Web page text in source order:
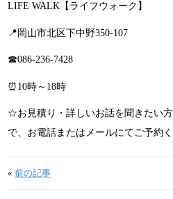
LIFE WALK【ライフウォーク】
📍岡山市北区下中野350-107
☎086-236-7428
⏰10時～18時
☆お見積り・詳しいお話を聞きたい
で、お電話またはメールにてご予約
«前の記事